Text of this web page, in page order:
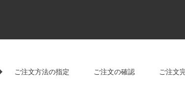
ご注文方法の指定 ご注文の確認 ご注文